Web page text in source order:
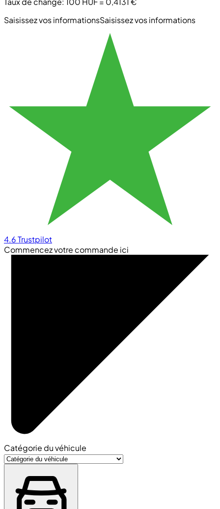
Saisissez vos informationsSaisissez vos informations
4.6Trustpilot
Commencez votre commande ici
Catégorie du véhicule